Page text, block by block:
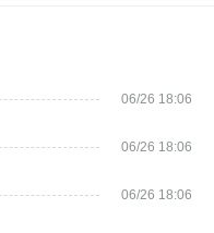
06/26 18:06
06/26 18:06
06/26 18:06